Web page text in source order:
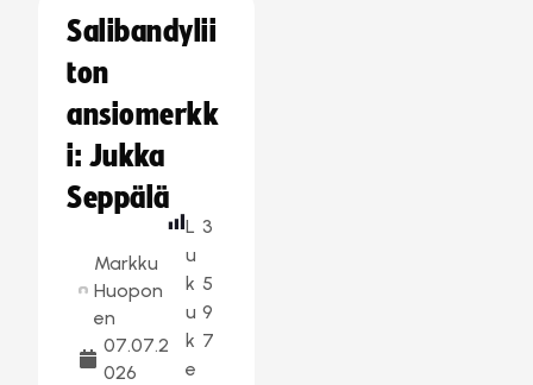
Salibandylii
ton
ansiomerkk
i: Jukka
Seppälä
Markku
Huopon
en
07.07.2
026
L
u
k
u
k
e
3
5
9
7